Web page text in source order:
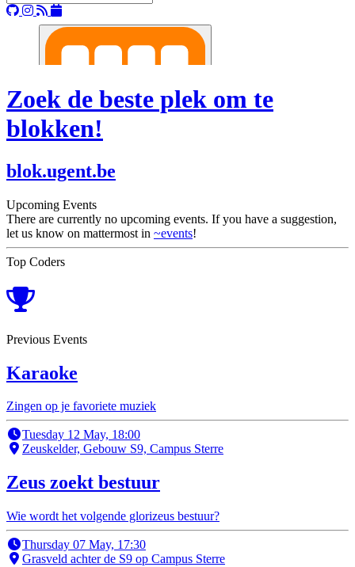
Zoek de beste plek om te
blokken!
blok.ugent.be
Upcoming Events
There are currently no upcoming events. If you have a suggestion,
let us know on mattermost in ~events!
Top Coders
Previous Events
Karaoke
Zingen op je favoriete muziek
Tuesday 12 May, 18:00
Zeuskelder, Gebouw S9, Campus Sterre
Zeus zoekt bestuur
Wie wordt het volgende glorizeus bestuur?
Thursday 07 May, 17:30
Grasveld achter de S9 op Campus Sterre